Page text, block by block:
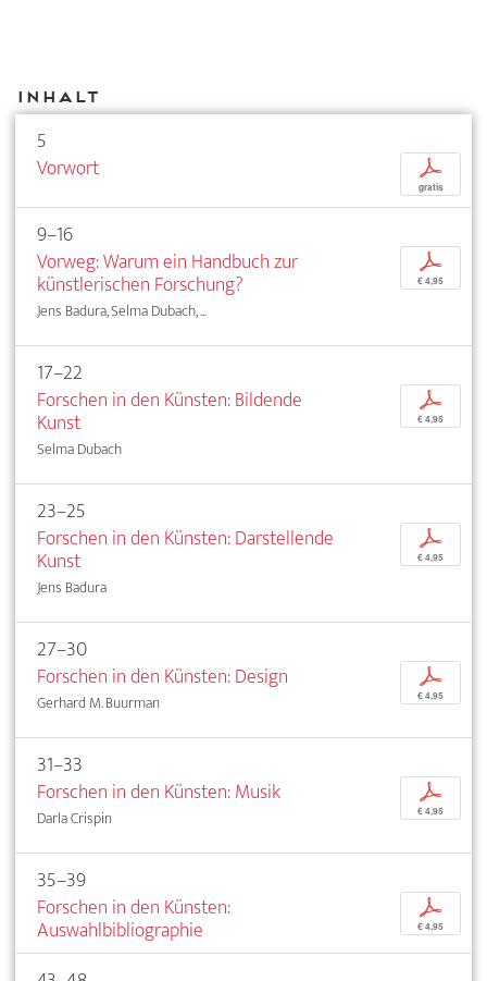
Inhalt
5
Vorwort
p
gratis
9–16
Vorweg: Warum ein Handbuch zur
künstlerischen Forschung?
Jens Badura, Selma Dubach, ...
p
€ 4,95
17–22
Forschen in den Künsten: Bildende
Kunst
Selma Dubach
p
€ 4,95
23–25
Forschen in den Künsten: Darstellende
Kunst
Jens Badura
p
€ 4,95
27–30
Forschen in den Künsten: Design
Gerhard M. Buurman
p
€ 4,95
31–33
Forschen in den Künsten: Musik
Darla Crispin
p
€ 4,95
35–39
Forschen in den Künsten:
Auswahlbibliographie
p
€ 4,95